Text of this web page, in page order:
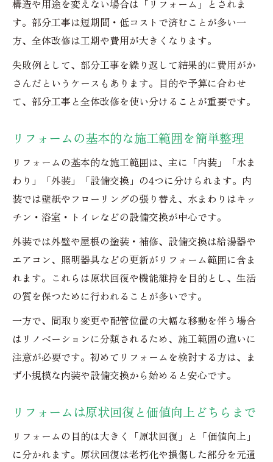
構造や用途を変えない場合は「リフォーム」とされま
す。部分工事は短期間・低コストで済むことが多い一
方、全体改修は工期や費用が大きくなります。
失敗例として、部分工事を繰り返して結果的に費用がか
さんだというケースもあります。目的や予算に合わせ
て、部分工事と全体改修を使い分けることが重要です。
リフォームの基本的な施工範囲を簡単整理
リフォームの基本的な施工範囲は、主に「内装」「水ま
わり」「外装」「設備交換」の4つに分けられます。内
装では壁紙やフローリングの張り替え、水まわりはキッ
チン・浴室・トイレなどの設備交換が中心です。
外装では外壁や屋根の塗装・補修、設備交換は給湯器や
エアコン、照明器具などの更新がリフォーム範囲に含ま
れます。これらは原状回復や機能維持を目的とし、生活
の質を保つために行われることが多いです。
一方で、間取り変更や配管位置の大幅な移動を伴う場合
はリノベーションに分類されるため、施工範囲の違いに
注意が必要です。初めてリフォームを検討する方は、ま
ず小規模な内装や設備交換から始めると安心です。
リフォームは原状回復と価値向上どちらまで
リフォームの目的は大きく「原状回復」と「価値向上」
に分かれます。原状回復は老朽化や損傷した部分を元通